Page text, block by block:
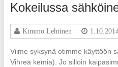
Kokeilussa
Kimmo Lehtinen
Viime syksynä otimme käyttöön
Vihreä kemia). Jo silloin